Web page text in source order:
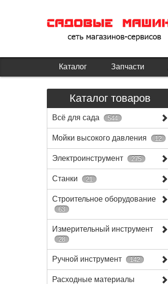
Каталог Запчасти
Каталог товаров
Всё для сада 544
Мойки высокого давления 12
Электроинструмент 275
Станки 21
Строительное оборудование
63
Измерительный инструмент
28
Ручной инструмент 142
Расходные материалы